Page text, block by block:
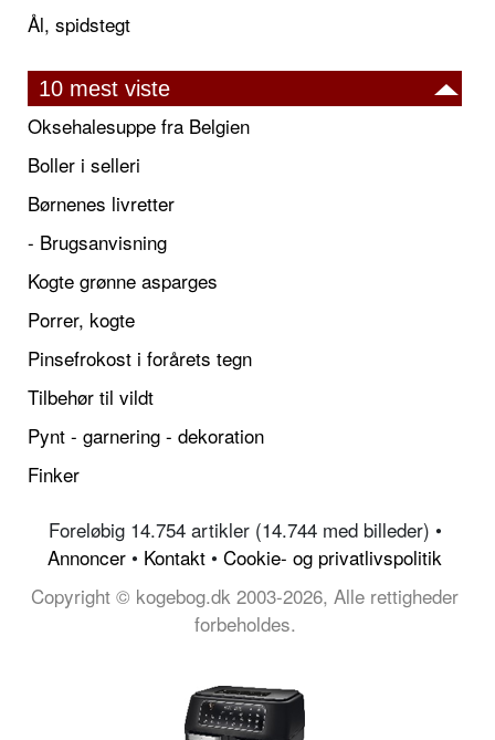
Ål, spidstegt
10 mest viste
Oksehalesuppe fra Belgien
Boller i selleri
Børnenes livretter
- Brugsanvisning
Kogte grønne asparges
Porrer, kogte
Pinsefrokost i forårets tegn
Tilbehør til vildt
Pynt - garnering - dekoration
Finker
Foreløbig 14.754 artikler (14.744 med billeder) •
Annoncer • Kontakt • Cookie- og privatlivspolitik
Copyright © kogebog.dk 2003-2026, Alle rettigheder
forbeholdes.